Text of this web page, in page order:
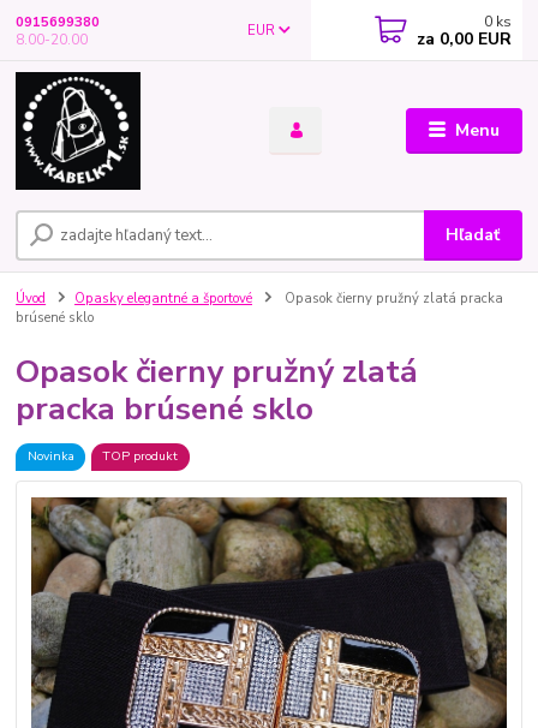
Menu
EUR
Hľadať
0915699380
8.00-20.00
0 ks
za 0,00 EUR
Úvod Opasky elegantné a športové
Opasok čierny pružný zlatá pracka
brúsené sklo
Opasok čierny pružný zlatá
pracka brúsené sklo
Novinka TOP produkt